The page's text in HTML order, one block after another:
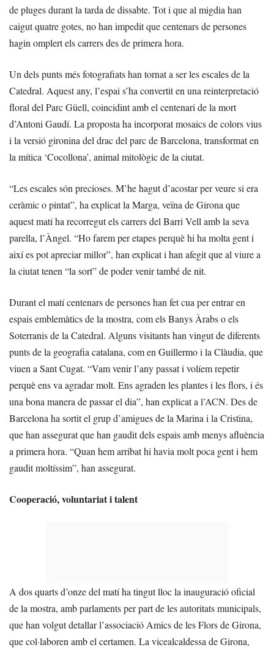
de pluges durant la tarda de dissabte. Tot i que al migdia han
caigut quatre gotes, no han impedit que centenars de persones
hagin omplert els carrers des de primera hora.
Un dels punts més fotografiats han tornat a ser les escales de la
Catedral. Aquest any, l’espai s’ha convertit en una reinterpretació
floral del Parc Güell, coincidint amb el centenari de la mort
d’Antoni Gaudí. La proposta ha incorporat mosaics de colors vius
i la versió gironina del drac del parc de Barcelona, transformat en
la mítica ‘Cocollona’, animal mitològic de la ciutat.
“Les escales són precioses. M’he hagut d’acostar per veure si era
ceràmic o pintat”, ha explicat la Marga, veïna de Girona que
aquest matí ha recorregut els carrers del Barri Vell amb la seva
parella, l’Àngel. “Ho farem per etapes perquè hi ha molta gent i
així es pot apreciar millor”, han explicat i han afegit que al viure a
la ciutat tenen “la sort” de poder venir també de nit.
Durant el matí centenars de persones han fet cua per entrar en
espais emblemàtics de la mostra, com els Banys Àrabs o els
Soterranis de la Catedral. Alguns visitants han vingut de diferents
punts de la geografia catalana, com en Guillermo i la Clàudia, que
viuen a Sant Cugat. “Vam venir l’any passat i volíem repetir
perquè ens va agradar molt. Ens agraden les plantes i les flors, i és
una bona manera de passar el dia”, han explicat a l’ACN. Des de
Barcelona ha sortit el grup d’amigues de la Marina i la Cristina,
que han assegurat que han gaudit dels espais amb menys afluència
a primera hora. “Quan hem arribat hi havia molt poca gent i hem
gaudit moltíssim”, han assegurat.
Cooperació, voluntariat i talent
A dos quarts d’onze del matí ha tingut lloc la inauguració oficial
de la mostra, amb parlaments per part de les autoritats municipals,
que han volgut detallar l’associació Amics de les Flors de Girona,
que col·laboren amb el certamen. La vicealcaldessa de Girona,